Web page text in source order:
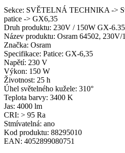
Sekce: SVĚTELNÁ TECHNIKA ->
patice -> GX6,35
Druh produktu: 230V / 150W GX-6.35
Název produktu: Osram 64502,
Značka: Osram
Specifikace: Patice: GX-6,35
Napětí: 230 V
Výkon: 150 W
Životnost: 25 h
Úhel světelného kužele: 310°
Teplota barvy: 3400 K
Jas: 4000 lm
CRI: > 95 Ra
Stmívatelná: ano
Kod produktu: 88295010
EAN: 4052899080751